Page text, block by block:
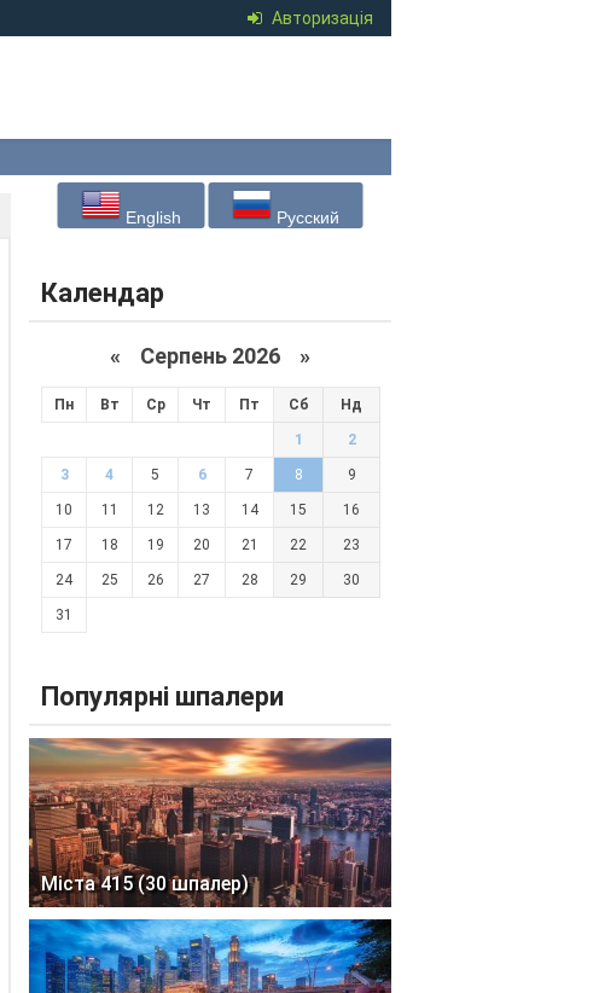
Авторизація
English Русский
Календар
« Серпень 2026 »
Пн Вт Ср Чт Пт Сб Нд
1 2
3 4 5 6 7 8 9
10 11 12 13 14 15 16
17 18 19 20 21 22 23
24 25 26 27 28 29 30
31
Популярні шпалери
Міста 415 (30 шпалер)